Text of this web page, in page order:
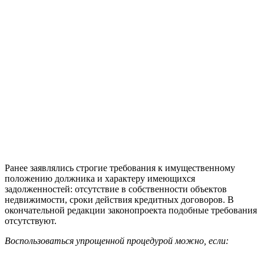
Ранее заявлялись строгие требования к имущественному
положению должника и характеру имеющихся
задолженностей: отсутствие в собственности объектов
недвижимости, сроки действия кредитных договоров. В
окончательной редакции законопроекта подобные требования
отсутствуют.
Воспользоваться упрощенной процедурой можно, если: